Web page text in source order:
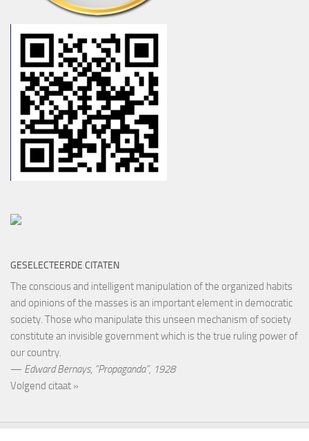
GESELECTEERDE CITATEN
The conscious and intelligent manipulation of the organized habits
and opinions of the masses is an important element in democratic
society. Those who manipulate this unseen mechanism of society
constitute an invisible government which is the true ruling power of
our country.
— Edward Bernays, “Propaganda”, 1928
Volgend citaat »